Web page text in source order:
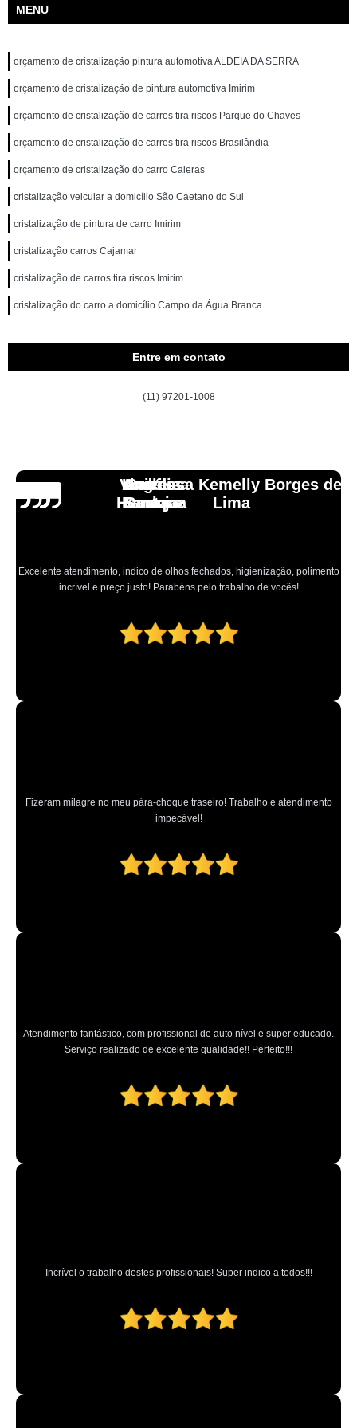
MENU
orçamento de cristalização pintura automotiva ALDEIA DA SERRA
orçamento de cristalização de pintura automotiva Imirim
orçamento de cristalização de carros tira riscos Parque do Chaves
orçamento de cristalização de carros tira riscos Brasilândia
orçamento de cristalização do carro Caieras
cristalização veicular a domicílio São Caetano do Sul
cristalização de pintura de carro Imirim
cristalização carros Cajamar
cristalização de carros tira riscos Imirim
cristalização do carro a domicílio Campo da Água Branca
Entre em contato
(11) 97201-1008
Angélica
Santana
Excelente atendimento, indico de olhos fechados, higienização, polimento
incrível e preço justo! Parabéns pelo trabalho de vocês!
Andressa Kemelly Borges de
Lima
Fizeram milagre no meu pára-choque traseiro! Trabalho e atendimento
impecável!
Carlos
Henrique
Atendimento fantástico, com profissional de auto nível e super educado.
Serviço realizado de excelente qualidade!! Perfeito!!!
Vinicius
Laranja
Incrível o trabalho destes profissionais! Super indico a todos!!!
Lourdes
Santoro